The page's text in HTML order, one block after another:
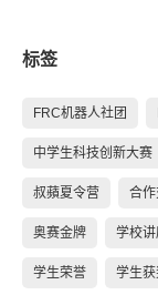
标签
FRC机器人社团
中学生科技创新大赛
叔蘋夏令营 合
奥赛金牌 学校
学生荣誉 学生